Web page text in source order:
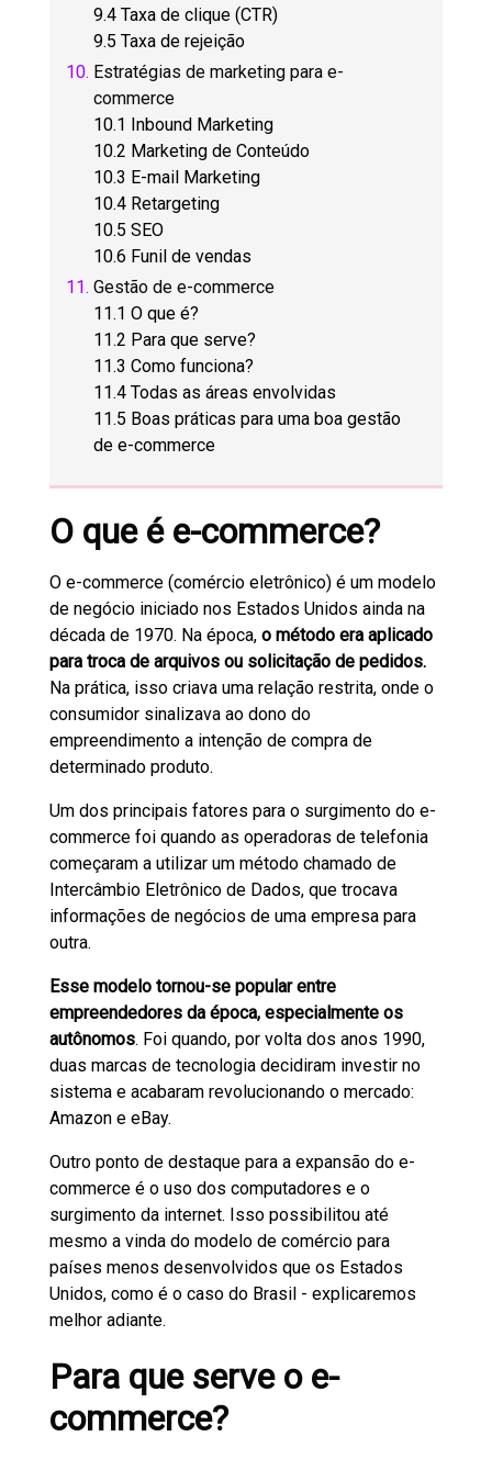
9.4 Taxa de clique (CTR)
9.5 Taxa de rejeição
Estratégias de marketing para e-
commerce
10.1 Inbound Marketing
10.2 Marketing de Conteúdo
10.3 E-mail Marketing
10.4 Retargeting
10.5 SEO
10.6 Funil de vendas
Gestão de e-commerce
11.1 O que é?
11.2 Para que serve?
11.3 Como funciona?
11.4 Todas as áreas envolvidas
11.5 Boas práticas para uma boa gestão
de e-commerce
O que é e-commerce?
O e-commerce (comércio eletrônico) é um modelo
de negócio iniciado nos Estados Unidos ainda na
década de 1970. Na época, o método era aplicado
para troca de arquivos ou solicitação de pedidos.
Na prática, isso criava uma relação restrita, onde o
consumidor sinalizava ao dono do
empreendimento a intenção de compra de
determinado produto.
Um dos principais fatores para o surgimento do e-
commerce foi quando as operadoras de telefonia
começaram a utilizar um método chamado de
Intercâmbio Eletrônico de Dados, que trocava
informações de negócios de uma empresa para
outra.
Esse modelo tornou-se popular entre
empreendedores da época, especialmente os
autônomos. Foi quando, por volta dos anos 1990,
duas marcas de tecnologia decidiram investir no
sistema e acabaram revolucionando o mercado:
Amazon e eBay.
Outro ponto de destaque para a expansão do e-
commerce é o uso dos computadores e o
surgimento da internet. Isso possibilitou até
mesmo a vinda do modelo de comércio para
países menos desenvolvidos que os Estados
Unidos, como é o caso do Brasil - explicaremos
melhor adiante.
Para que serve o e-
commerce?